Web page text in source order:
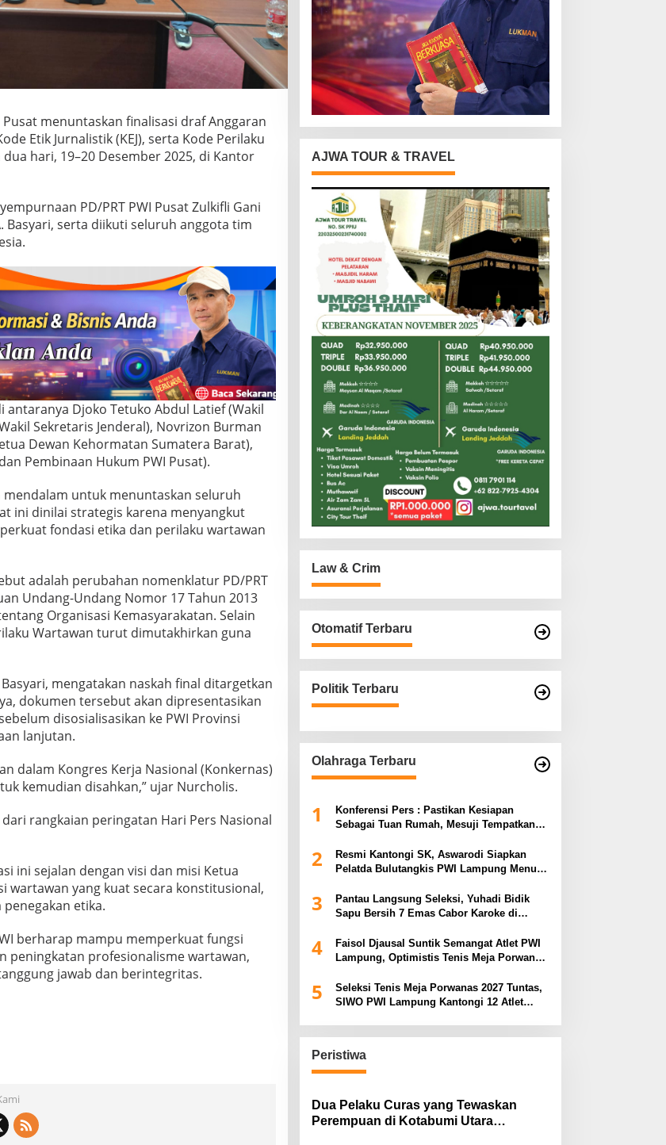
menuntaskan finalisasi draf Anggaran
Etik Jurnalistik (KEJ), serta Kode Perilaku
hari, 19–20 Desember 2025, di Kantor
PD/PRT PWI Pusat Zulkifli Gani
Basyari, serta diikuti seluruh anggota tim
Djoko Tetuko Abdul Latief (Wakil
Sekretaris Jenderal), Novrizon Burman
Dewan Kehormatan Sumatera Barat),
Pembinaan Hukum PWI Pusat).
untuk menuntaskan seluruh
ini dinilai strategis karena menyangkut
fondasi etika dan perilaku wartawan
adalah perubahan nomenklatur PD/PRT
Undang-Undang Nomor 17 Tahun 2013
Organisasi Kemasyarakatan. Selain
Wartawan turut dimutakhirkan guna
mengatakan naskah final ditargetkan
dokumen tersebut akan dipresentasikan
disosialisasikan ke PWI Provinsi
lanjutan.
dalam Kongres Kerja Nasional (Konkernas)
kemudian disahkan,” ujar Nurcholis.
rangkaian peringatan Hari Pers Nasional
ini sejalan dengan visi dan misi Ketua
wartawan yang kuat secara konstitusional,
etika.
berharap mampu memperkuat fungsi
peningkatan profesionalisme wartawan,
jawab dan berintegritas.
AJWA TOUR & TRAVEL
Law & Crim
Otomatif Terbaru
Politik Terbaru
Olahraga Terbaru
1
Konferensi Pers : Pastikan Kesiapan
Sebagai Tuan Rumah, Mesuji Tempatkan
Piala Gubernur Lampung
2
Resmi Kantongi SK, Aswarodi Siapkan
Pelatda Bulutangkis PWI Lampung Menuju
3
Pantau Langsung Seleksi, Yuhadi Bidik
Sapu Bersih 7 Emas Cabor Karoke di
4
Faisol Djausal Suntik Semangat Atlet PWI
Lampung, Optimistis Tenis Meja Porwanas
5
Seleksi Tenis Meja Porwanas 2027 Tuntas,
SIWO PWI Lampung Kantongi 12 Atlet
Peristiwa
Dua Pelaku Curas yang Tewaskan
Perempuan di Kotabumi Utara